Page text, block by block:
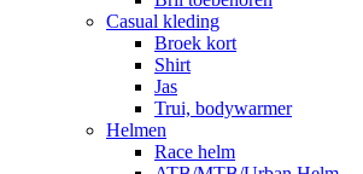
Casual kleding
Broek kort
Shirt
Jas
Trui, bodywarmer
Helmen
Race helm